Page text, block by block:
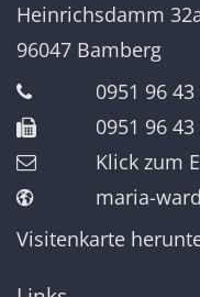
Heinrichsdamm
96047 Bamberg
0951 96
0951 96
Klick zum
maria-
Visitenkarte